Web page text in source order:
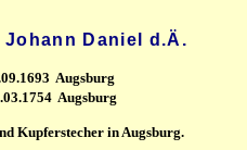
Johann Daniel d.Ä.
Augsburg
Augsburg
Kupferstecher in Augsburg.